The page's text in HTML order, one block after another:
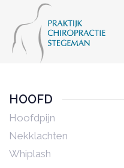
links
Skip
to
primary
navigation
to
content
HOOFD
Hoofdpijn
Nekklachten
Whiplash